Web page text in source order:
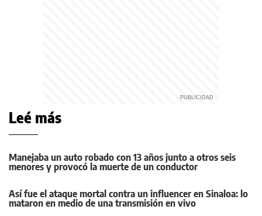
Leé más
Manejaba un auto robado con 13 años junto a otros seis
menores y provocó la muerte de un conductor
Así fue el ataque mortal contra un influencer en Sinaloa: lo
mataron en medio de una transmisión en vivo